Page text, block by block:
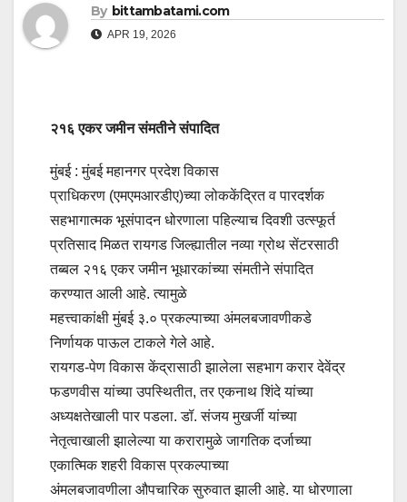
By bittambatami.com
APR 19, 2026
२१६ एकर जमीन संमतीने संपादित
मुंबई : मुंबई महानगर प्रदेश विकास
प्राधिकरण (एमएमआरडीए)च्या लोककेंद्रित व पारदर्शक
सहभागात्मक भूसंपादन धोरणाला पहिल्याच दिवशी उत्स्फूर्त
प्रतिसाद मिळत रायगड जिल्ह्यातील नव्या ग्रोथ सेंटरसाठी
तब्बल २१६ एकर जमीन भूधारकांच्या संमतीने संपादित
करण्यात आली आहे. त्यामुळे
महत्त्वाकांक्षी मुंबई ३.० प्रकल्पाच्या अंमलबजावणीकडे
निर्णायक पाऊल टाकले गेले आहे.
रायगड-पेण विकास केंद्रासाठी झालेला सहभाग करार देवेंद्र
फडणवीस यांच्या उपस्थितीत, तर एकनाथ शिंदे यांच्या
अध्यक्षतेखाली पार पडला. डॉ. संजय मुखर्जी यांच्या
नेतृत्वाखाली झालेल्या या करारामुळे जागतिक दर्जाच्या
एकात्मिक शहरी विकास प्रकल्पाच्या
अंमलबजावणीला औपचारिक सुरुवात झाली आहे. या धोरणाला